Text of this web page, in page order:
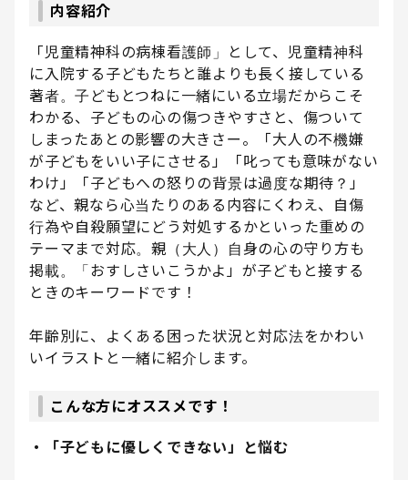
内容紹介
「児童精神科の病棟看護師」として、児童精神科
に入院する子どもたちと誰よりも長く接している
著者。子どもとつねに一緒にいる立場だからこそ
わかる、子どもの心の傷つきやすさと、傷ついて
しまったあとの影響の大きさー。「大人の不機嫌
が子どもをいい子にさせる」「叱っても意味がない
わけ」「子どもへの怒りの背景は過度な期待？」
など、親なら心当たりのある内容にくわえ、自傷
行為や自殺願望にどう対処するかといった重めの
テーマまで対応。親（大人）自身の心の守り方も
掲載。「おすしさいこうかよ」が子どもと接する
ときのキーワードです！
年齢別に、よくある困った状況と対応法をかわい
いイラストと一緒に紹介します。
こんな方にオススメです！
・「子どもに優しくできない」と悩む